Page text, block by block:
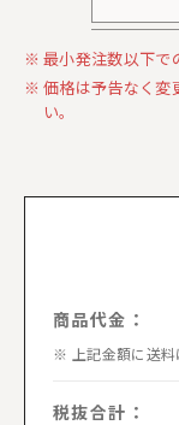
最小発注数以下で
価格は予告なく変
い。
商品代金：
上記金額に送
税抜合計：